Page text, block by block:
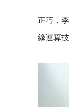
正巧，
緣運算